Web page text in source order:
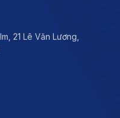
21 Lê Văn Lương,